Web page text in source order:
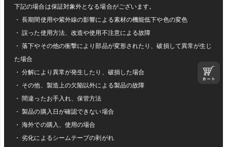
下記の場合は保証対象外となる場合がございます。
・ 長期間使用や紫外線の影響による素材の機能低下や色の変色
・ 誤った使用方法、改造や使用不注意による故障
・ 落下やその他の衝撃により部品が変形されたり、破損して異常が生じ
た場合
・ 分解により異常が発生したり、破損した場合
・ その他、製造上の欠陥以外による製品の故障
・ 間違ったお手入れ、保管方法
・ 製品の購入日が確認できない場合
・ 海外での購入、使用の場合
・ 劣化によるシームテープの剥がれ